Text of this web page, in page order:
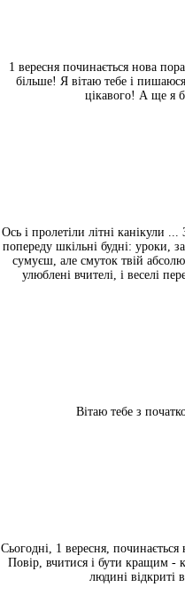
1 вересня починається нова
більше! Я вітаю тебе і
цікавого! А ще я
Ось і пролетіли літні канікули
попереду шкільні будні: уроки,
сумуєш, але смуток твій
улюблені вчителі, і веселі
Вітаю тебе з
Сьогодні, 1 вересня,
Повір, вчитися і бути кращим -
людині відкриті